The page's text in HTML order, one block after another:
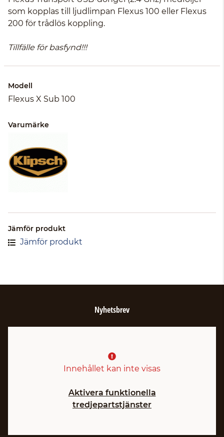
som kopplas till ljudlimpan Flexus 100 eller Flexus
200 för trådlös koppling.
Tillfälle för basfynd!!!
Modell
Flexus X Sub 100
Varumärke
Jämför produkt
Jämför produkt
Nyhetsbrev
Innehållet kan inte visas
Aktivera funktionella
tredjepartstjänster